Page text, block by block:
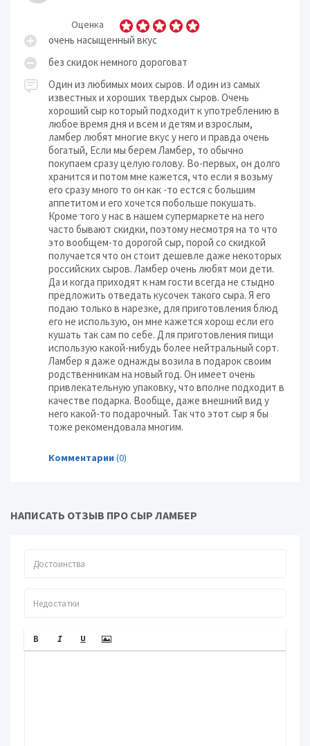
Оценка
очень насыщенный вкус
без скидок немного дороговат
Один из любимых моих сыров. И один из самых
известных и хороших твердых сыров. Очень
хороший сыр который подходит к употреблению в
любое время дня и всем и детям и взрослым,
ламбер любят многие вкус у него и правда очень
богатый, Если мы берем Ламбер, то обычно
покупаем сразу целую голову. Во-первых, он долго
хранится и потом мне кажется, что если я возьму
его сразу много то он как -то естся с большим
аппетитом и его хочется побольше покушать.
Кроме того у нас в нашем супермаркете на него
часто бывают скидки, поэтому несмотря на то что
это вообщем-то дорогой сыр, порой со скидкой
получается что он стоит дешевле даже некоторых
российских сыров. Ламбер очень любят мои дети.
Да и когда приходят к нам гости всегда не стыдно
предложить отведать кусочек такого сыра. Я его
подаю только в нарезке, для приготовления блюд
его не использую, он мне кажется хорош если его
кушать так сам по себе. Для приготовления пищи
использую какой-нибудь более нейтральный сорт.
Ламбер я даже однажды возила в подарок своим
родственникам на новый год. Он имеет очень
привлекательную упаковку, что вполне подходит в
качестве подарка. Вообще, даже внешний вид у
него какой-то подарочный. Так что этот сыр я бы
тоже рекомендовала многим.
Комментарии (0)
НАПИСАТЬ ОТЗЫВ ПРО СЫР ЛАМБЕР